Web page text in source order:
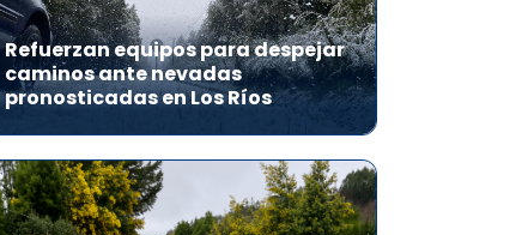
Refuerzan equipos para despejar
caminos ante nevadas
pronosticadas en Los Ríos